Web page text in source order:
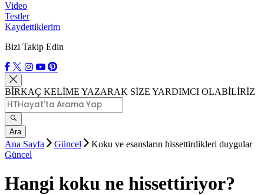
Video
Testler
Kaydettiklerim
Bizi Takip Edin
BİRKAÇ KELİME YAZARAK SİZE YARDIMCI OLABİLİRİZ
Ara
Ana Sayfa Güncel
Koku ve esansların hissettirdikleri duygular
Güncel
Hangi koku ne hissettiriyor?